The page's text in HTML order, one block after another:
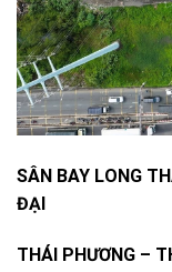
SÂN BAY LONG
ĐẠI
THÁI PHƯƠNG –